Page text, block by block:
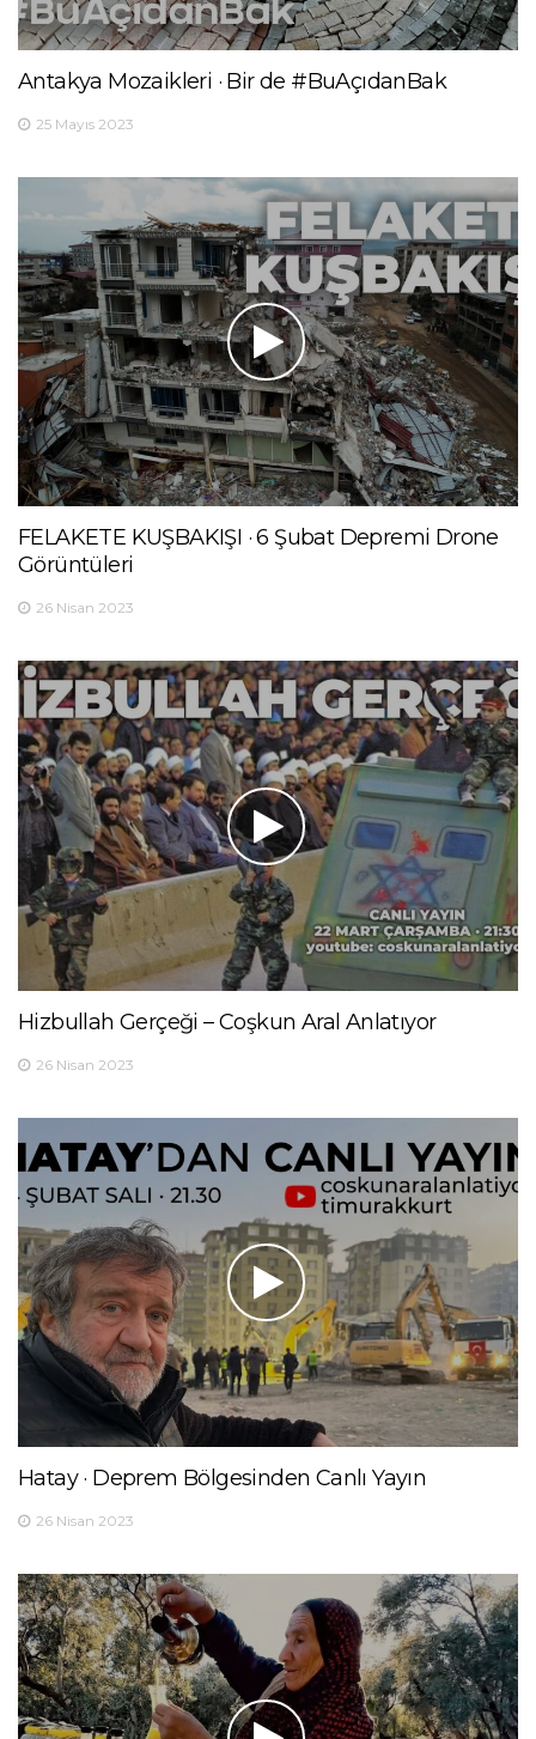
Antakya Mozaikleri · Bir de #BuAçıdanBak
25 Mayıs 2023
FELAKETE KUŞBAKIŞI · 6 Şubat Depremi Drone
Görüntüleri
26 Nisan 2023
Hizbullah Gerçeği – Coşkun Aral Anlatıyor
26 Nisan 2023
Hatay · Deprem Bölgesinden Canlı Yayın
26 Nisan 2023